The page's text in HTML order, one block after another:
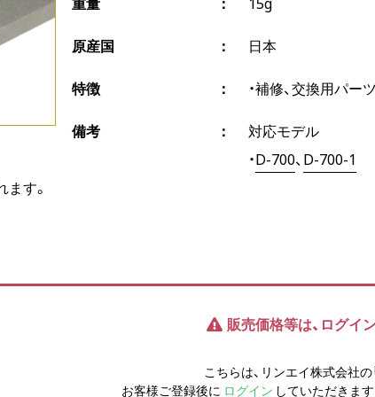
す。
原産国 日本
特徴 ・補修、交換用パーツ
備考
対応モデル
・D-700、 D-700-1
販売価格等は、ログイ
こちらは、リンエイ株式会社の
お客様ご登録後に ログイン していただきま